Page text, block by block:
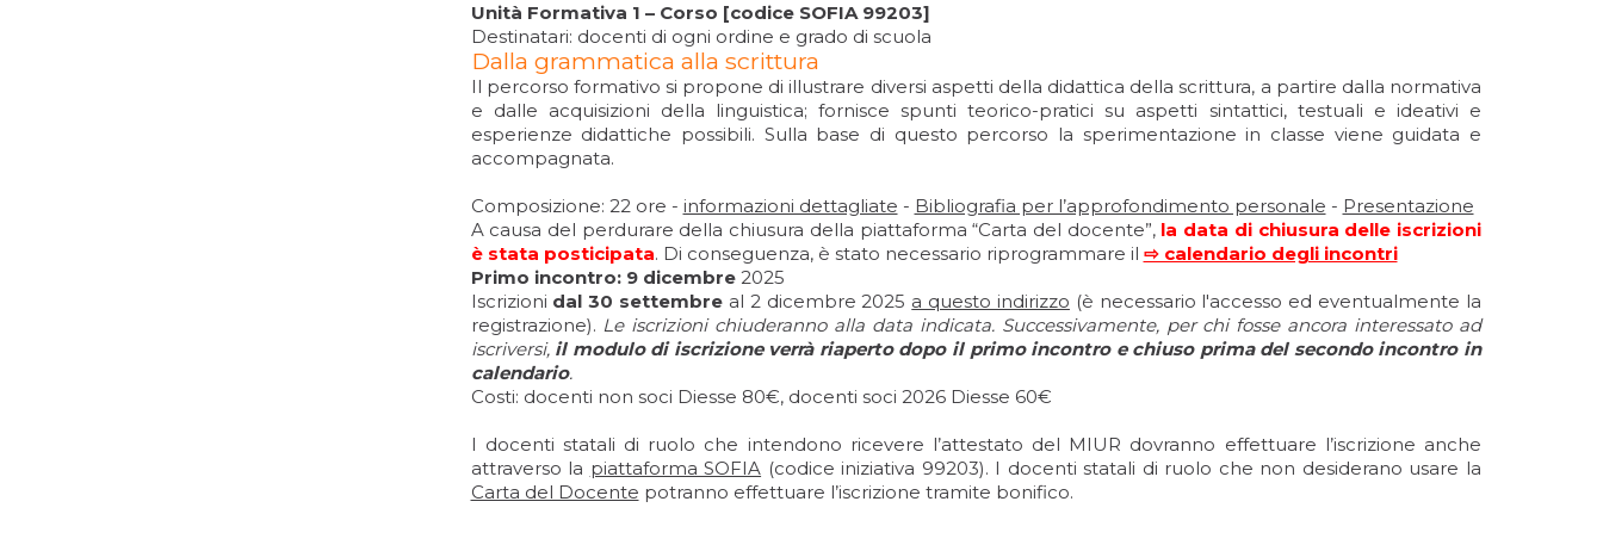
Unità Formativa 1 – Corso [codice SOFIA 99203]
Destinatari: docenti di ogni ordine e grado di scuola
Dalla grammatica alla scrittura
Il percorso formativo si propone di illustrare diversi aspetti della didattica della scrittura, a partire dalla normativa
e dalle acquisizioni della linguistica; fornisce spunti teorico-pratici su aspetti sintattici, testuali e ideativi e
esperienze didattiche possibili. Sulla base di questo percorso la sperimentazione in classe viene guidata e
accompagnata.
Composizione: 22 ore - informazioni dettagliate - Bibliografia per l’approfondimento personale - Presentazione
A causa del perdurare della chiusura della piattaforma “Carta del docente”, la data di chiusura delle iscrizioni
è stata posticipata. Di conseguenza, è stato necessario riprogrammare il ⇨ calendario degli incontri
Primo incontro: 9 dicembre2025
Iscrizioni dal 30 settembre al 2 dicembre 2025 a questo indirizzo (è necessario l'accesso ed eventualmente la
registrazione). Le iscrizioni chiuderanno alla data indicata. Successivamente, per chi fosse ancora interessato ad
iscriversi, il modulo di iscrizione verrà riaperto dopo il primo incontro e chiuso prima del secondo incontro in
calendario.
Costi: docenti non soci Diesse 80€, docenti soci 2026 Diesse 60€
I docenti statali di ruolo che intendono ricevere l’attestato del MIUR dovranno effettuare l’iscrizione anche
attraverso la piattaforma SOFIA (codice iniziativa 99203). I docenti statali di ruolo che non desiderano usare la
Carta del Docente potranno effettuare l’iscrizione tramite bonifico.